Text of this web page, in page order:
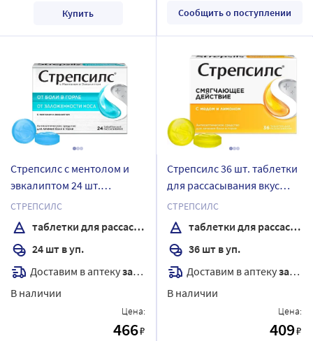
Купить Сообщить о поступлении
Стрепсилс с ментолом и
эвкалиптом 24 шт.
таблетки для
рассасывания
СТРЕПСИЛС
таблетки для рассасывания
24 шт в уп.
Доставим в аптекузавтра
В наличии
Цена:
466₽
Стрепсилс 36 шт. таблетки
для рассасывания вкус
медово-лимонные
СТРЕПСИЛС
таблетки для рассасывания
36 шт в уп.
Доставим в аптекузавтра
В наличии
Цена:
409₽